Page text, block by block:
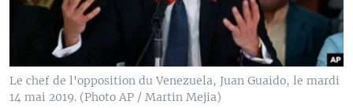
Le chef de l'opposition du Venezuela, Juan Guaido, le mardi
14 mai 2019. (Photo AP / Martin Mejia)